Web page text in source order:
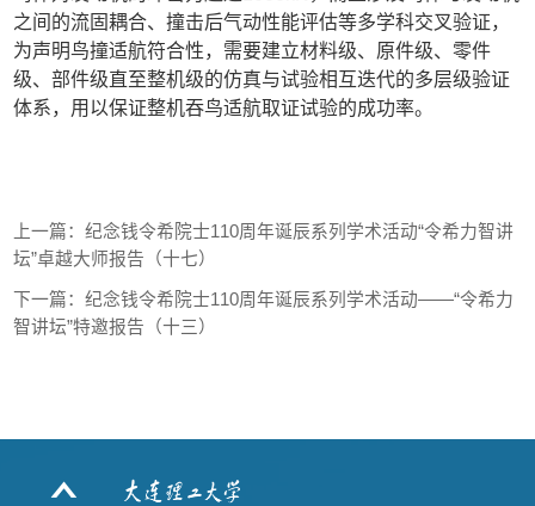
之间的流固耦合、撞击后气动性能评估等多学科交叉验证，
为声明鸟撞适航符合性，需要建立材料级、原件级、零件
级、部件级直至整机级的仿真与试验相互迭代的多层级验证
体系，用以保证整机吞鸟适航取证试验的成功率。
上一篇：纪念钱令希院士110周年诞辰系列学术活动“令希力智讲
坛”卓越大师报告（十七）
下一篇：纪念钱令希院士110周年诞辰系列学术活动——“令希力
智讲坛”特邀报告（十三）